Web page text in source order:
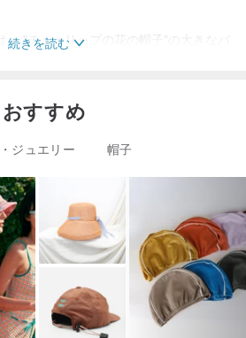
"チューリップの花の帽子"の大きなバ
加する。
ットンライニング、固定バージョン。
プトスピンドルとして「大型のユリの
や染色布、洗濯は消えません。
粋に手作り。
続きを読む
すすめ
ジュエリー 帽子